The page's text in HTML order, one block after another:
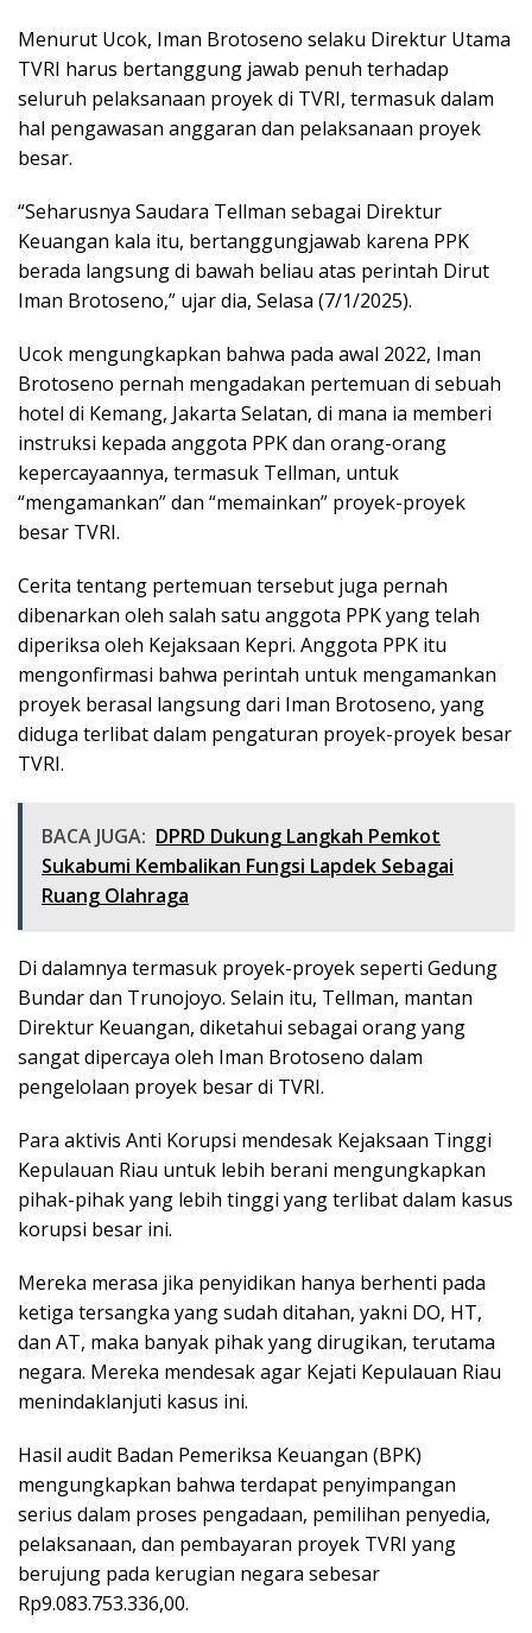
Menurut Ucok, Iman Brotoseno selaku Direktur Utama
TVRI harus bertanggung jawab penuh terhadap
seluruh pelaksanaan proyek di TVRI, termasuk dalam
hal pengawasan anggaran dan pelaksanaan proyek
besar.
“Seharusnya Saudara Tellman sebagai Direktur
Keuangan kala itu, bertanggungjawab karena PPK
berada langsung di bawah beliau atas perintah Dirut
Iman Brotoseno,” ujar dia, Selasa (7/1/2025).
Ucok mengungkapkan bahwa pada awal 2022, Iman
Brotoseno pernah mengadakan pertemuan di sebuah
hotel di Kemang, Jakarta Selatan, di mana ia memberi
instruksi kepada anggota PPK dan orang-orang
kepercayaannya, termasuk Tellman, untuk
“mengamankan” dan “memainkan” proyek-proyek
besar TVRI.
Cerita tentang pertemuan tersebut juga pernah
dibenarkan oleh salah satu anggota PPK yang telah
diperiksa oleh Kejaksaan Kepri. Anggota PPK itu
mengonfirmasi bahwa perintah untuk mengamankan
proyek berasal langsung dari Iman Brotoseno, yang
diduga terlibat dalam pengaturan proyek-proyek besar
TVRI.
BACA JUGA: DPRD Dukung Langkah Pemkot
Sukabumi Kembalikan Fungsi Lapdek Sebagai
Ruang Olahraga
Di dalamnya termasuk proyek-proyek seperti Gedung
Bundar dan Trunojoyo. Selain itu, Tellman, mantan
Direktur Keuangan, diketahui sebagai orang yang
sangat dipercaya oleh Iman Brotoseno dalam
pengelolaan proyek besar di TVRI.
Para aktivis Anti Korupsi mendesak Kejaksaan Tinggi
Kepulauan Riau untuk lebih berani mengungkapkan
pihak-pihak yang lebih tinggi yang terlibat dalam kasus
korupsi besar ini.
Mereka merasa jika penyidikan hanya berhenti pada
ketiga tersangka yang sudah ditahan, yakni DO, HT,
dan AT, maka banyak pihak yang dirugikan, terutama
negara. Mereka mendesak agar Kejati Kepulauan Riau
menindaklanjuti kasus ini.
Hasil audit Badan Pemeriksa Keuangan (BPK)
mengungkapkan bahwa terdapat penyimpangan
serius dalam proses pengadaan, pemilihan penyedia,
pelaksanaan, dan pembayaran proyek TVRI yang
berujung pada kerugian negara sebesar
Rp9.083.753.336,00.